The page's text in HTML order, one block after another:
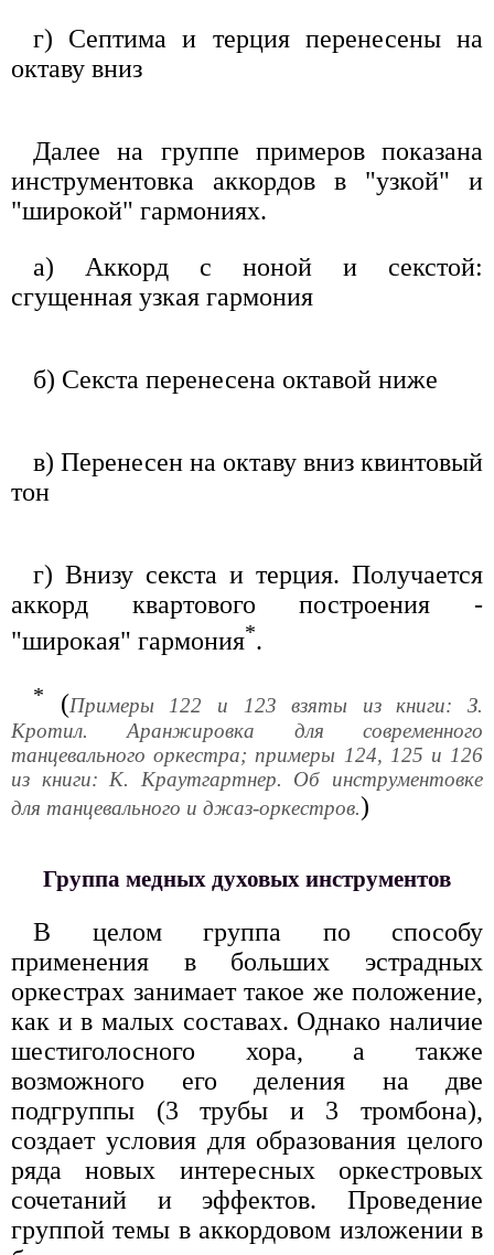
г) Септима и терция перенесены на
октаву вниз
Далее на группе примеров показана
инструментовка аккордов в "узкой" и
"широкой" гармониях.
а) Аккорд с ноной и секстой:
сгущенная узкая гармония
б) Секста перенесена октавой ниже
в) Перенесен на октаву вниз квинтовый
тон
г) Внизу секста и терция. Получается
аккорд квартового построения -
"широкая" гармония*.
* (Примеры 122 и 123 взяты из книги: З.
Кротил. Аранжировка для современного
танцевального оркестра; примеры 124, 125 и 126
из книги: К. Краутгартнер. Об инструментовке
для танцевального и джаз-оркестров.)
Группа медных духовых инструментов
В целом группа по способу
применения в больших эстрадных
оркестрах занимает такое же положение,
как и в малых составах. Однако наличие
шестиголосного хора, а также
возможного его деления на две
подгруппы (3 трубы и 3 тромбона),
создает условия для образования целого
ряда новых интересных оркестровых
сочетаний и эффектов. Проведение
группой темы в аккордовом изложении в